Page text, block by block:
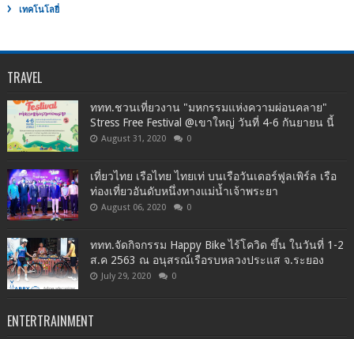
เทคโนโลยี่
TRAVEL
ททท.ชวนเที่ยวงาน "มหกรรมแห่งความผ่อนคลาย"
Stress Free Festival @เขาใหญ่ วันที่ 4-6 กันยายน นี้
August 31, 2020 0
เที่ยวไทย เรือไทย ไทยเท่ บนเรือวันเดอร์ฟูลเพิร์ล เรือ
ท่องเที่ยวอันดับหนึ่งทางแม่น้ำเจ้าพระยา
August 06, 2020 0
ททท.จัดกิจกรรม Happy Bike ไร้โควิด ขึ้น ในวันที่ 1-2
ส.ค 2563 ณ อนุสรณ์เรือรบหลวงประแส จ.ระยอง
July 29, 2020 0
ENTERTRAINMENT